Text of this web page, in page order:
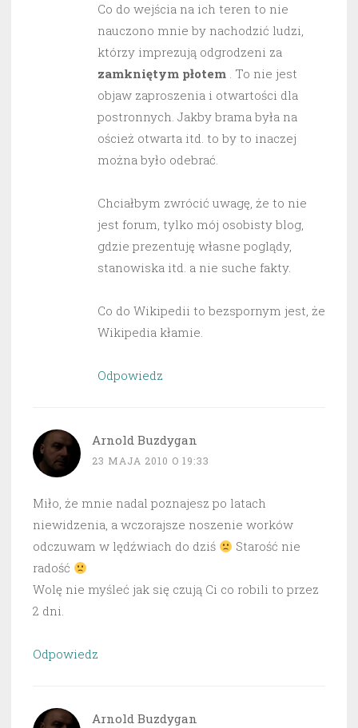
Co do wejścia na ich teren to nie
nauczono mnie by nachodzić ludzi,
którzy imprezują odgrodzeni za
zamkniętym płotem . To nie jest
objaw zaproszenia i otwartości dla
postronnych. Jakby brama była na
oścież otwarta itd. to by to inaczej
można było odebrać.
Chciałbym zwrócić uwagę, że to nie
jest forum, tylko mój osobisty blog,
gdzie prezentuję własne poglądy,
stanowiska itd. a nie suche fakty.
Co do Wikipedii to bezspornym jest, że
Wikipedia kłamie.
Odpowiedz
Arnold Buzdygan
23 MAJA 2010 O 19:33
Miło, że mnie nadal poznajesz po latach
niewidzenia, a wczorajsze noszenie worków
odczuwam w lędźwiach do dziś
Starość nie
radość
Wolę nie myśleć jak się czują Ci co robili to przez
2 dni.
Odpowiedz
Arnold Buzdygan